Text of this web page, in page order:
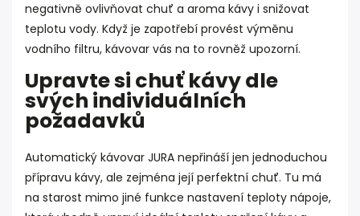
negativně ovlivňovat chuť a aroma kávy i snižovat
teplotu vody. Když je zapotřebí provést výměnu
vodního filtru, kávovar vás na to rovněž upozorní.
Upravte si chuť kávy dle
svých individuálních
požadavků
Automatický kávovar JURA nepřináší jen jednoduchou
přípravu kávy, ale zejména její perfektní chuť. Tu má
na starost mimo jiné funkce nastavení teploty nápoje,